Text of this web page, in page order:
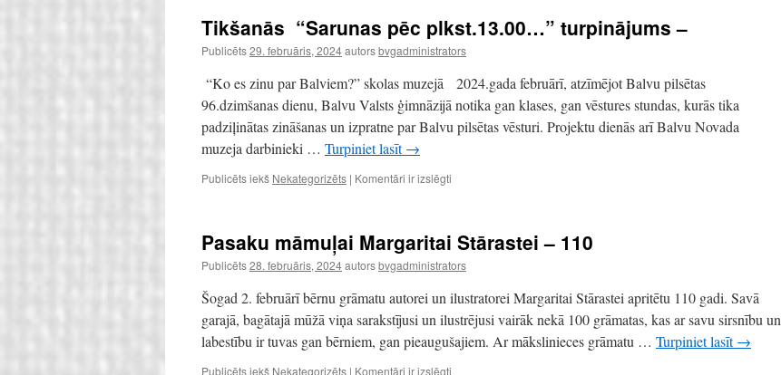
Tikšanās “Sarunas pēc plkst.13.00…” turpinājums –
Publicēts29. februāris, 2024autorsbvgadministrators
“Ko es zinu par Balviem?” skolas muzejā 2024.gada februārī, atzīmējot Balvu pilsētas
96.dzimšanas dienu, Balvu Valsts ģimnāzijā notika gan klases, gan vēstures stundas, kurās tika
padziļinātas zināšanas un izpratne par Balvu pilsētas vēsturi. Projektu dienās arī Balvu Novada
muzeja darbinieki … Turpiniet lasīt→
Publicēts iekš Nekategorizēts | Komentāri ir izslēgti
turpinājums
Pasaku māmuļai Margaritai Stārastei – 110
Publicēts28. februāris, 2024autorsbvgadministrators
Šogad 2. februārī bērnu grāmatu autorei un ilustratorei Margaritai Stārastei apritētu 110 gadi. Savā
garajā, bagātajā mūžā viņa sarakstījusi un ilustrējusi vairāk nekā 100 grāmatas, kas ar savu sirsnību un
labestību ir tuvas gan bērniem, gan pieaugušajiem. Ar mākslinieces grāmatu … Turpiniet lasīt→
Publicēts iekš Nekategorizēts | Komentāri ir izslēgti